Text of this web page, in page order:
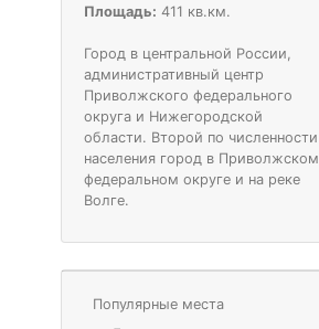
Площадь: 411 кв.км.
Город в центральной России,
административный центр
Приволжского федерального
округа и Нижегородской
области. Второй по численности
населения город в Приволжском
федеральном округе и на реке
Волге.
Популярные места